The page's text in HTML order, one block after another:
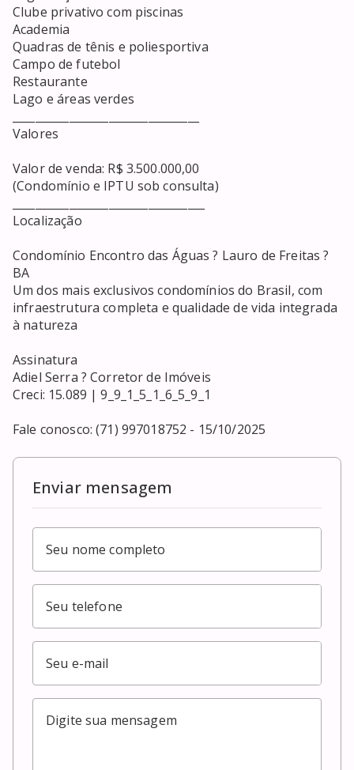
Clube privativo com piscinas
Academia
Quadras de tênis e poliesportiva
Campo de futebol
Restaurante
Lago e áreas verdes
Valores
Valor de venda: R$ 3.500.000,00
(Condomínio e IPTU sob consulta)
Localização
Condomínio Encontro das Águas ? Lauro de Freitas ?
BA
Um dos mais exclusivos condomínios do Brasil, com
infraestrutura completa e qualidade de vida integrada
à natureza
Assinatura
Adiel Serra ? Corretor de Imóveis
Creci: 15.089 | 9_9_1_5_1_6_5_9_1
Fale conosco: (71) 997018752 - 15/10/2025
Enviar mensagem